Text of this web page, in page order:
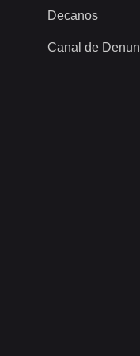
Decanos
Canal de